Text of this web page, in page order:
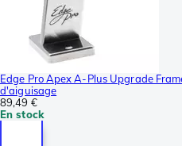
Edge Pro Apex A-Plus Upgrade
d'aiguisage
89,49 €
En stock